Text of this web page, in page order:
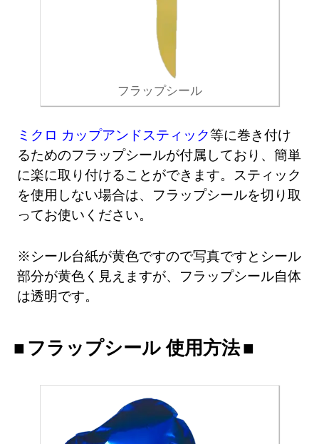
フラップシール
ミクロ カップアンドスティック等に巻き付け
るためのフラップシールが付属しており、簡単
に楽に取り付けることができます。スティック
を使用しない場合は、フラップシールを切り取
ってお使いください。
※シール台紙が黄色ですので写真ですとシール
部分が黄色く見えますが、フラップシール自体
は透明です。
フラップシール 使用方法